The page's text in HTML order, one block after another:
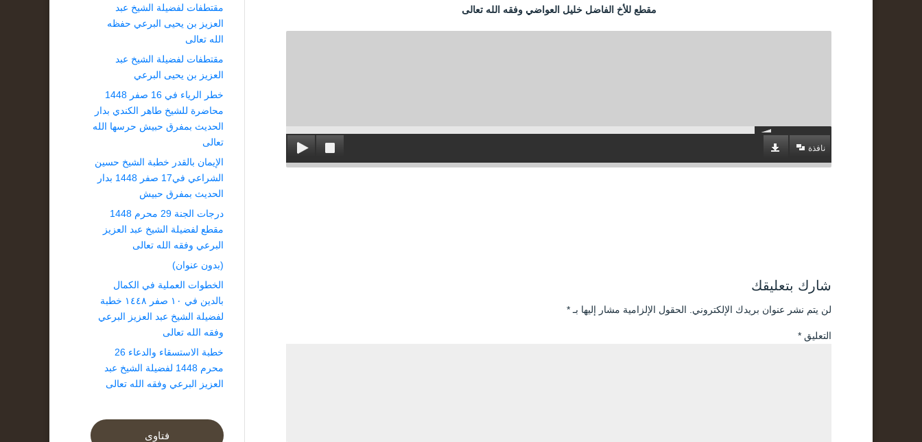
مقطع للأخ الفاضل خليل العواضي وفقه الله تعالى
نافذة
شارك بتعليقك
لن يتم نشر عنوان بريدك الإلكتروني. الحقول الإلزامية مشار إليها بـ *
التعليق *
مقتطفات لفضيلة الشيخ عبد
العزيز بن يحيى البرعي حفظه
الله تعالى
مقتطفات لفضيلة الشيخ عبد
العزيز بن يحيى البرعي
خطر الرياء في 16 صفر 1448
محاضرة للشيخ طاهر الكندي بدار
الحديث بمفرق حبيش حرسها الله
تعالى
الإيمان بالقدر خطبة الشيخ حسين
الشراعي في17 صفر 1448 بدار
الحديث بمفرق حبيش
درجات الجنة 29 محرم 1448
مقطع لفضيلة الشيخ عبد العزيز
البرعي وفقه الله تعالى
(بدون عنوان)
الخطوات العملية في الكمال
بالدين في ١٠ صفر ١٤٤٨ خطبة
لفضيلة الشيخ عبد العزيز البرعي
وفقه الله تعالى
خطبة الاستسقاء والدعاء 26
محرم 1448 لفضيلة الشيخ عبد
العزيز البرعي وفقه الله تعالى
فتاوى